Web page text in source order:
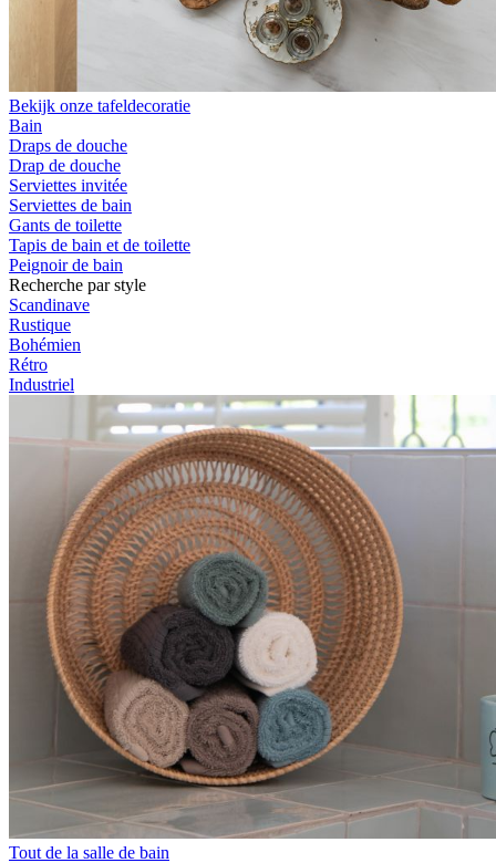
Bekijk onze tafeldecoratie
Bain
Draps de douche
Drap de douche
Serviettes invitée
Serviettes de bain
Gants de toilette
Tapis de bain et de toilette
Peignoir de bain
Recherche par style
Scandinave
Rustique
Bohémien
Rétro
Industriel
Tout de la salle de bain